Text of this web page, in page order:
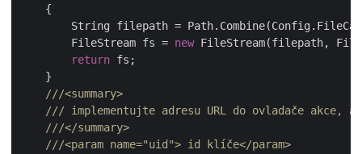
    {
String filepath =
        FileStream fs =
new FileStream(filepath,
return fs;
    }
///<summary>
/// implementujte adresu URL do ovladače akce,
///</summary>
///<param name="uid"> id klíče</param>